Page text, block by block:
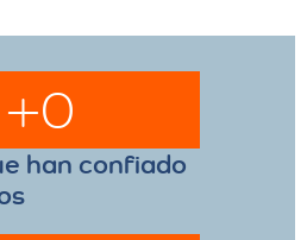
han confiado
+0